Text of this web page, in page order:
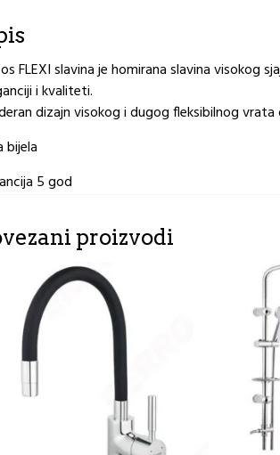
FLEXI slavina je homirana slavina visokog
i kvaliteti.
dizajn visokog i dugog fleksibilnog
bijela
5 god
proizvodi